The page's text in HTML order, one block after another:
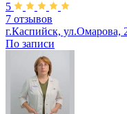
5
7 отзывов
г.Каспийск, ул.Омарова,
По записи